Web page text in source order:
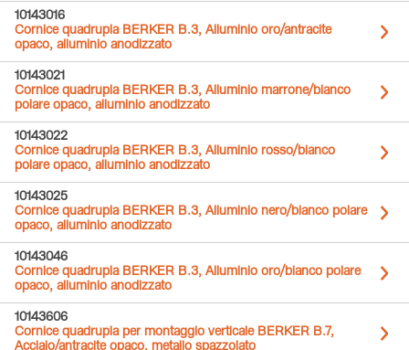
10143016
Cornice quadrupla BERKER B.3, Alluminio oro/antracite
opaco, alluminio anodizzato
10143021
Cornice quadrupla BERKER B.3, Alluminio marrone/bianco
polare opaco, alluminio anodizzato
10143022
Cornice quadrupla BERKER B.3, Alluminio rosso/bianco
polare opaco, alluminio anodizzato
10143025
Cornice quadrupla BERKER B.3, Alluminio nero/bianco polare
opaco, alluminio anodizzato
10143046
Cornice quadrupla BERKER B.3, Alluminio oro/bianco polare
opaco, alluminio anodizzato
10143606
Cornice quadrupla per montaggio verticale BERKER B.7,
Acciaio/antracite opaco, metallo spazzolato